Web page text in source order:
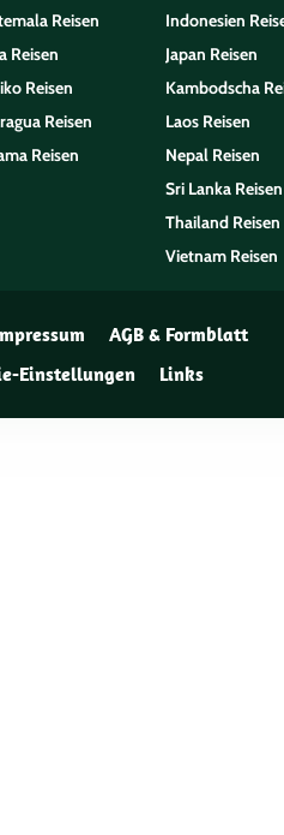
Reisen
Reisen
Reisen
Reisen
Reisen
Indonesien
Japan Reisen
Kambodscha
Laos Reisen
Nepal Reisen
Sri Lanka Reisen
Thailand Reisen
Vietnam Reisen
AGB & Formblatt
Einstellungen Links